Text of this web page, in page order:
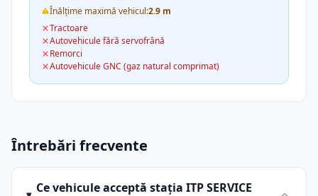
Înălțime maximă vehicul:2.9 m
Tractoare
Autovehicule fără servofrână
Remorci
Autovehicule GNC (gaz natural comprimat)
Întrebări frecvente
Ce vehicule acceptă stația ITP SERVICE